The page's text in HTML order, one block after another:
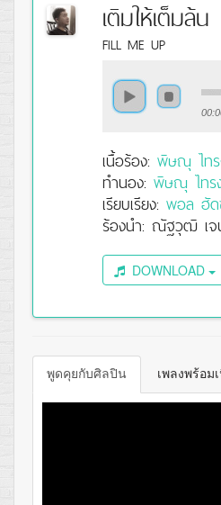
เติมให้เต็มล้น
FILL ME UP
เนื้อร้อง:พิษณุ ไทร
ทำนอง:พิษณุ ไทร
เรียบเรียง:พอล ฮั
ร้องนำ: ณัฐวุฒิ เจ
DOWNLOAD
พูดคุยกับศิลปิน เพลงพร้อม